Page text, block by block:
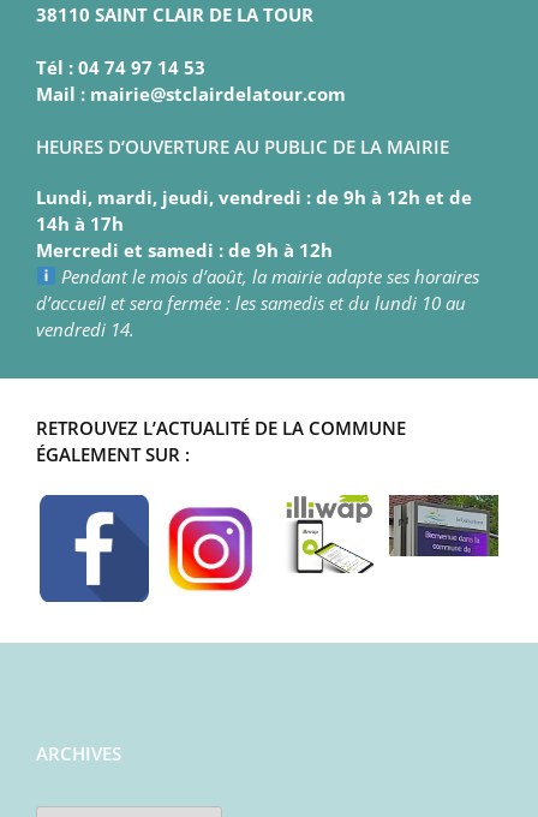
38110 SAINT CLAIR DE LA TOUR
Tél : 04 74 97 14 53
Mail : mairie@stclairdelatour.com
HEURES D’OUVERTURE AU PUBLIC DE LA MAIRIE
Lundi, mardi, jeudi, vendredi : de 9h à 12h et de
14h à 17h
Mercredi et samedi : de 9h à 12h
Pendant le mois d’août, la mairie adapte ses horaires
d’accueil et sera fermée : les samedis et du lundi 10 au
vendredi 14.
RETROUVEZ L’ACTUALITÉ DE LA COMMUNE
ÉGALEMENT SUR :
ARCHIVES